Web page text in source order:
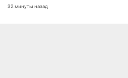
32 минуты назад